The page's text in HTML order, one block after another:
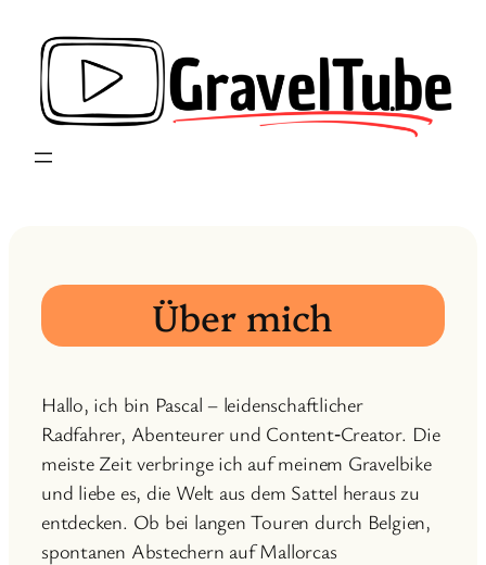
Inhalt
springen
Über mich
Hallo, ich bin Pascal – leidenschaftlicher
Radfahrer, Abenteurer und Content‑Creator. Die
meiste Zeit verbringe ich auf meinem Gravelbike
und liebe es, die Welt aus dem Sattel heraus zu
entdecken. Ob bei langen Touren durch Belgien,
spontanen Abstechern auf Mallorcas